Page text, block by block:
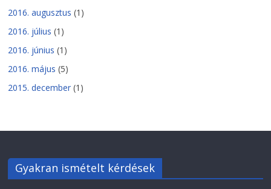
2016. augusztus (1)
2016. július (1)
2016. június (1)
2016. május (5)
2015. december (1)
Gyakran ismételt kérdések